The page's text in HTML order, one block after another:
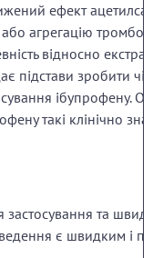
ефект
агрегацію
відносно
підстави зробити
ібупрофену.
такі клінічно
застосування та
є швидким і